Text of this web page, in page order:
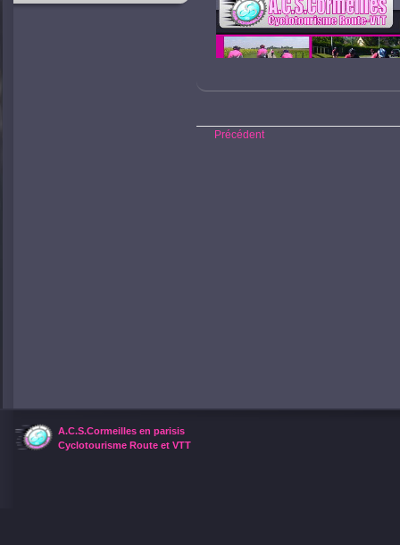
Précédent
A.C.S.Cormeilles en parisis
Cyclotourisme Route et VTT